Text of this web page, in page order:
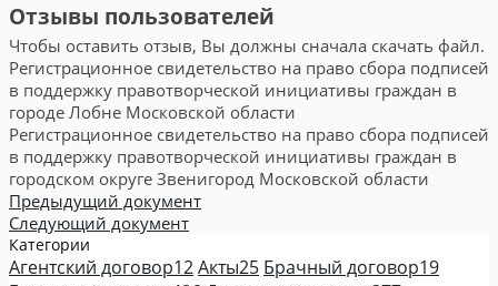
Отзывы пользователей
Чтобы оставить отзыв, Вы должны сначала скачать файл.
Регистрационное свидетельство на право сбора подписей
в поддержку правотворческой инициативы граждан в
городе Лобне Московской области
Регистрационное свидетельство на право сбора подписей
в поддержку правотворческой инициативы граждан в
городском округе Звенигород Московской области
Предыдущий документ
Следующий документ
Категории
Агентский договор12Акты25 Брачный договор19